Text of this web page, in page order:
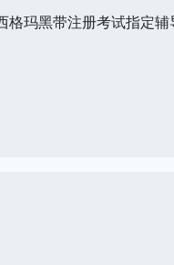
格玛黑带注册考试指定辅